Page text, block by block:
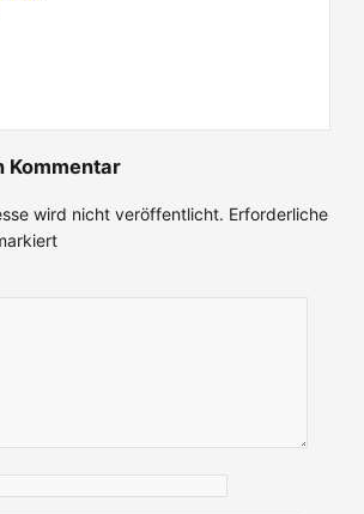
Kommentar
wird nicht veröffentlicht. Erforderliche